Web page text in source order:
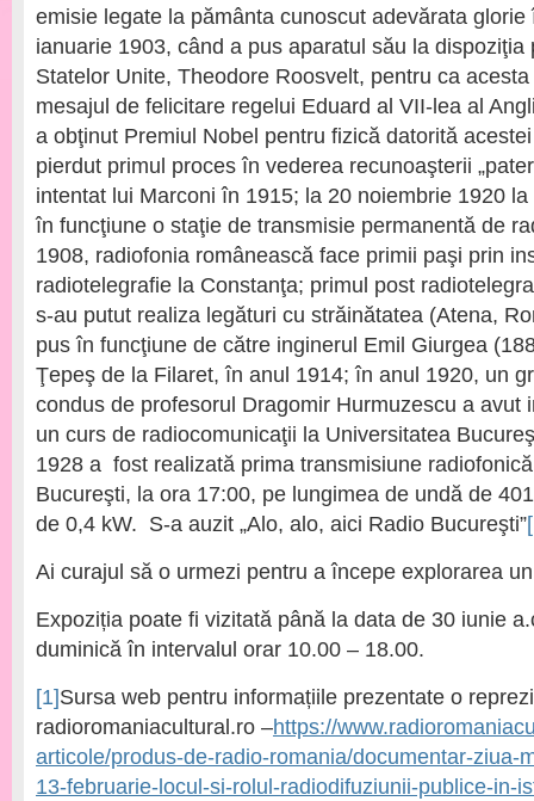
emisie legate la pământa cunoscut adevărata glorie
ianuarie 1903, când a pus aparatul său la dispoziţia
Statelor Unite, Theodore Roosvelt, pentru ca
mesajul de felicitare regelui Eduard al VII-lea al
a obţinut Premiul Nobel pentru fizică datorită
pierdut primul proces în vederea recunoaşterii
intentat lui Marconi în 1915; la 20 noiembrie 1920
în funcţiune o staţie de transmisie permanentă de
1908, radiofonia românească face primii paşi prin
radiotelegrafie la Constanţa; primul post
s-au putut realiza legături cu străinătatea (Atena,
pus în funcţiune de către inginerul Emil Giurgea
Ţepeş de la Filaret, în anul 1914; în anul 1920, un
condus de profesorul Dragomir Hurmuzescu a avut
un curs de radiocomunicaţii la Universitatea
1928 a fost realizată prima transmisiune
Bucureşti, la ora 17:00, pe lungimea de undă de
de 0,4 kW. S-a auzit „Alo, alo, aici Radio Bucureşti”
Ai curajul să o urmezi pentru a începe explorarea
Expoziția poate fi vizitată până la data de 30 iunie
duminică în intervalul orar 10.00 – 18.00.
[1]Sursa web pentru informațiile prezentate o
radioromaniacultural.ro –https://
articole/produs-de-radio-romania/documentar-ziua-
13-februarie-locul-si-rolul-radiodifuziunii-publice-in-